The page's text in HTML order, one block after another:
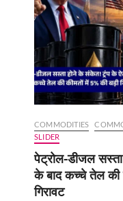
COMMODITIES
SLIDER
पेट्रोल-डीजल
के बाद कच्चे तेल की
गिरावट